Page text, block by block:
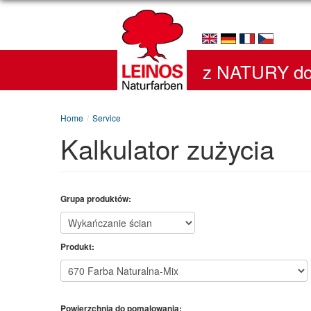
z NATURY
Home / Service
Kalkulator zużycia
Grupa produktów:
Produkt:
Powierzchnia do pomalowania: